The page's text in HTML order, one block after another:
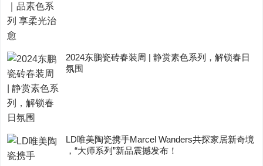
2024东鹏瓷砖春装周 | 静赏素色系列，解锁春日
氛围
LD唯美陶瓷携手Marcel Wanders共探家居新奇境
，“大师系列”新品震撼发布！